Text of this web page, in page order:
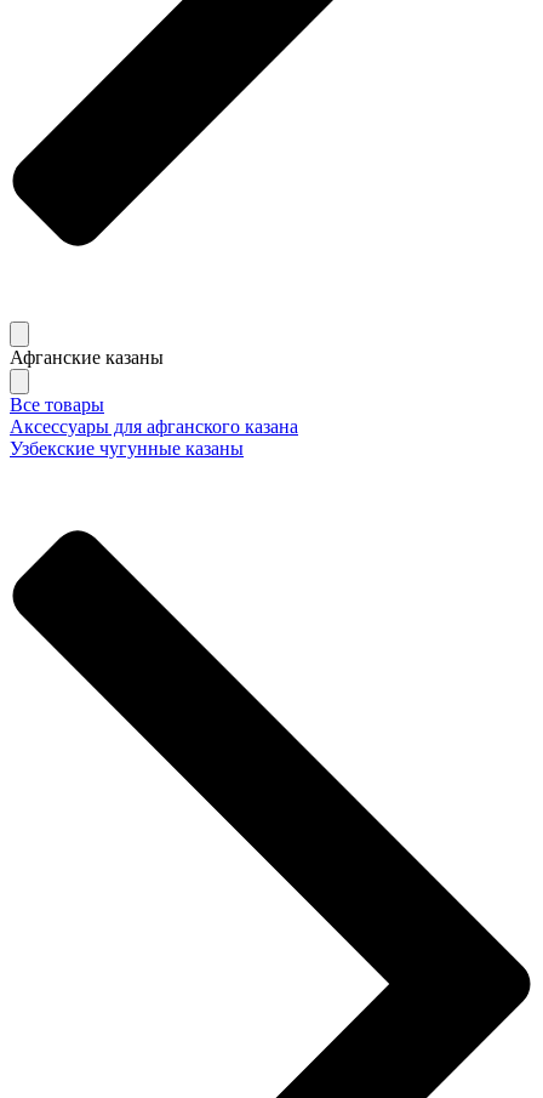
Афганские казаны
Все товары
Аксессуары для афганского казана
Узбекские чугунные казаны